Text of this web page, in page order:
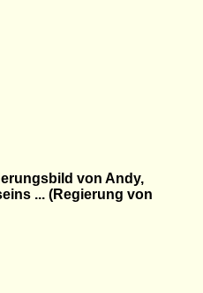
von Andy,
... (Regierung von